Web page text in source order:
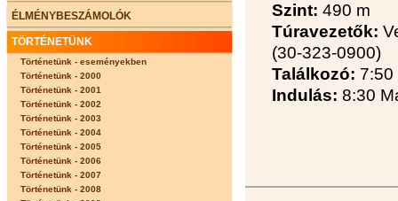
ÉLMÉNYBESZÁMOLÓK
TÖRTÉNETÜNK
Történetünk - eseményekben
Történetünk - 2000
Történetünk - 2001
Történetünk - 2002
Történetünk - 2003
Történetünk - 2004
Történetünk - 2005
Történetünk - 2006
Történetünk - 2007
Történetünk - 2008
Szint: 490 m
Túravezetők:
(30-323-0900)
Találkozó: 7:50
Indulás: 8:30